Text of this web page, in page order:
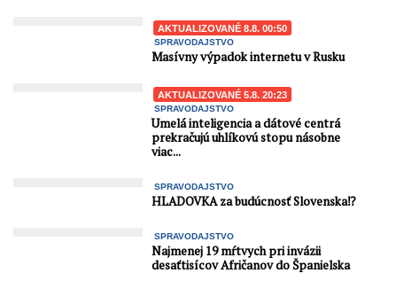
AKTUALIZOVANÉ 8.8. 00:50
SPRAVODAJSTVO
Masívny výpadok internetu v Rusku
AKTUALIZOVANÉ 5.8. 20:23
SPRAVODAJSTVO
Umelá inteligencia a dátové centrá
prekračujú uhlíkovú stopu násobne
viac...
SPRAVODAJSTVO
HLADOVKA za budúcnosť Slovenska⁉️
SPRAVODAJSTVO
Najmenej 19 mŕtvych pri invázii
desaťtisícov Afričanov do Španielska